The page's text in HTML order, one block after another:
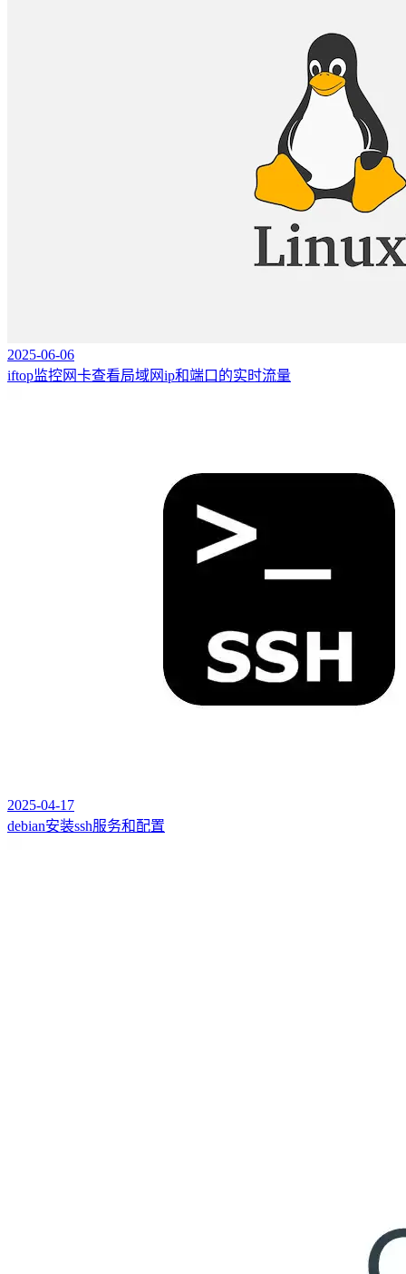
2025-06-06
iftop监控网卡查看局域网ip和端口的实时流量
2025-04-17
debian安装ssh服务和配置